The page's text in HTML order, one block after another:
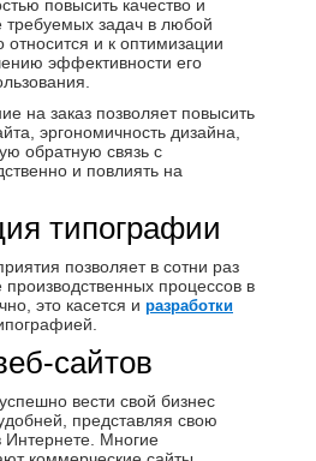
повысить качество и
требуемых задач в любой
относится и к оптимизации
эффективности его
на заказ позволяет повысить
эргономичность дизайна,
обратную связь с
и повлиять на
типографии
позволяет в сотни раз
процессов в
это касется и разработки
сайтов
вести свой бизнес
представляя свою
Многие